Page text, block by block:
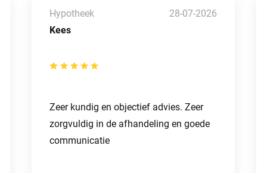
Kees
Hypotheek 28-07-2026
Zeer kundig en objectief advies. Zeer
zorgvuldig in de afhandeling en goede
communicatie